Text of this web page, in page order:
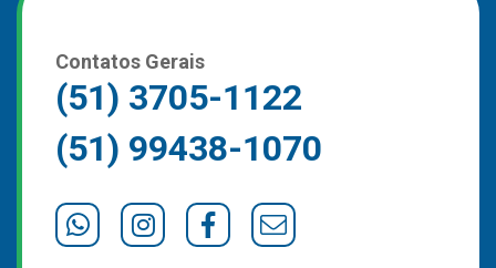
Contatos Gerais
(51) 3705-1122
(51) 99438-1070